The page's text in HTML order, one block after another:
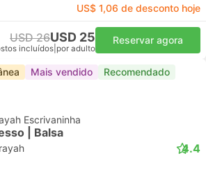
US$ 1,06 de desconto hoje
USD 26USD 25
incluídos por adulto
Reservar agora
Mais vendido Recomendado
Escrivaninha
| Balsa
4.4